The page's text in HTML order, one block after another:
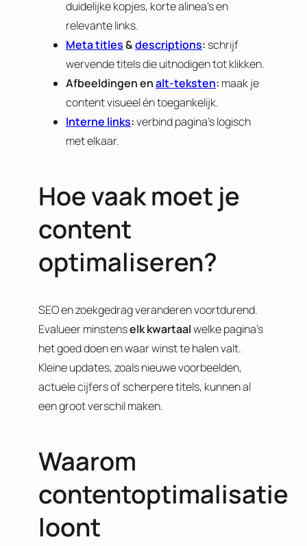
duidelijke kopjes, korte alinea’s en
relevante links.
Meta titles&descriptions: schrijf
wervende titels die uitnodigen tot klikken.
Afbeeldingen enalt-teksten: maak je
content visueel én toegankelijk.
Interne links:verbind pagina’s logisch
met elkaar.
Hoe vaak moet je
content
optimaliseren?
SEO en zoekgedrag veranderen voortdurend.
Evalueer minstenselkkwartaalwelke pagina’s
het goed doen en waar winst te halen valt.
Kleine updates, zoals nieuwe voorbeelden,
actuele cijfers of scherpere titels, kunnen al
een groot verschil maken.
Waarom
contentoptimalisatie
loont